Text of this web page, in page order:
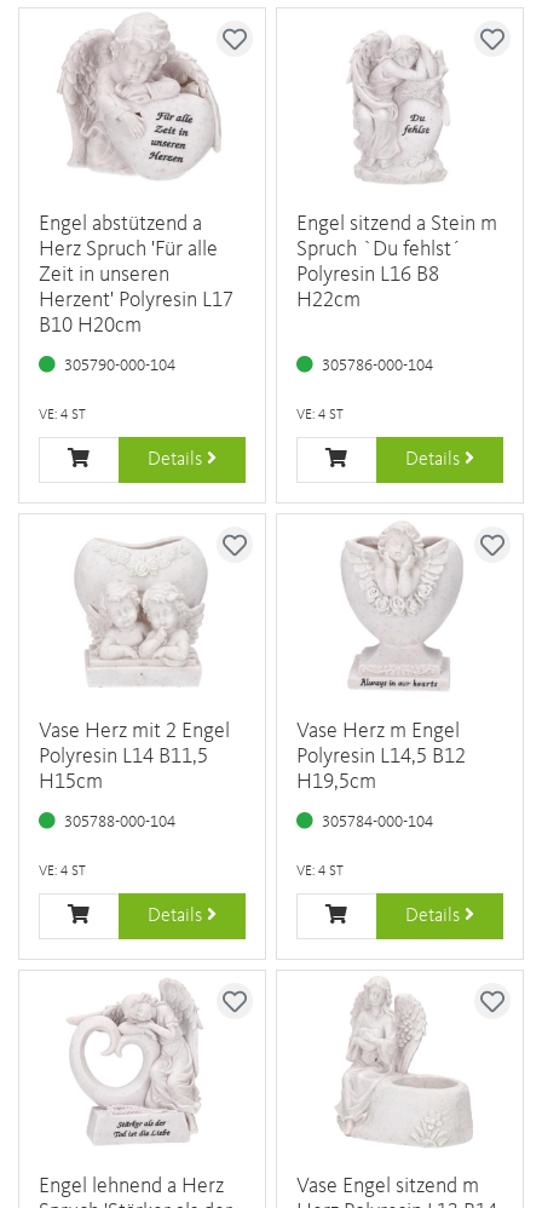
Engel abstützend a
Herz Spruch 'Für alle
Zeit in unseren
Herzent' Polyresin L17
B10 H20cm
305790-000-104
VE: 4 ST
Details
Engel sitzend a Stein m
Spruch `Du fehlst´
Polyresin L16 B8
H22cm
305786-000-104
VE: 4 ST
Details
Vase Herz mit 2 Engel
Polyresin L14 B11,5
H15cm
305788-000-104
VE: 4 ST
Details
Vase Herz m Engel
Polyresin L14,5 B12
H19,5cm
305784-000-104
VE: 4 ST
Details
Engel lehnend a Herz
Vase Engel sitzend m